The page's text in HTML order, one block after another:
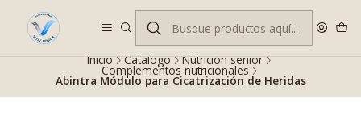
Despacho gratis en RM desde $100.000. Revisa las condiciones.
Inicio Catálogo Nutrición senior
Complementos nutricionales
Abintra Módulo para Cicatrización de Heridas